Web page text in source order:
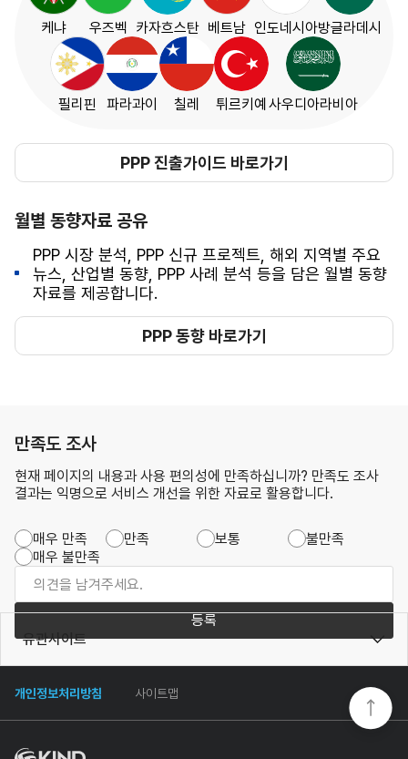
케냐 우즈벡 카자흐스탄 베트남 인도네시아방글라데시
필리핀 파라과이 칠레 튀르키예 사우디아라비아
PPP 진출가이드 바로가기
월별 동향자료 공유
PPP 시장 분석, PPP 신규 프로젝트, 해외 지역별 주요
뉴스, 산업별 동향, PPP 사례 분석 등을 담은 월별 동향
자료를 제공합니다.
PPP 동향 바로가기
만족도 조사
현재 페이지의 내용과 사용 편의성에 만족하십니까? 만족도 조사
결과는 익명으로 서비스 개선을 위한 자료로 활용합니다.
매우 만족 만족 보통
불만족
매우 불만족
등록
개인정보처리방침 사이트맵
유관사이트